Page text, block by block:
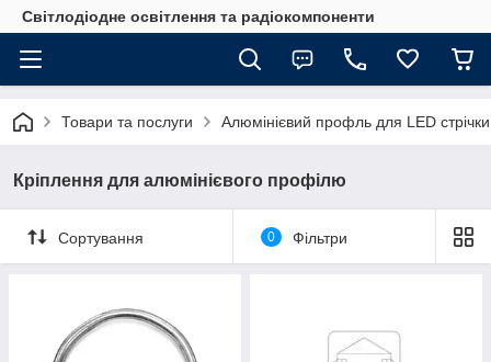
Світлодіодне освітлення та радіокомпоненти
Товари та послуги Алюмінієвий профль для LED стрічки
Кріплення для алюмінієвого профілю
Сортування 0 Фільтри